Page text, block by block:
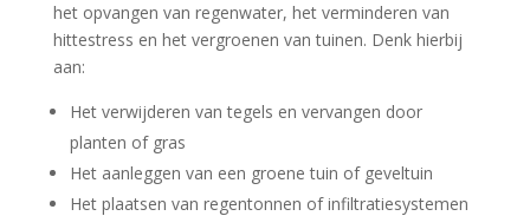
het opvangen van regenwater, het verminderen van
hittestress en het vergroenen van tuinen. Denk hierbij
aan:
Het verwijderen van tegels en vervangen door
planten of gras
Het aanleggen van een groene tuin of geveltuin
Het plaatsen van regentonnen of infiltratiesystemen